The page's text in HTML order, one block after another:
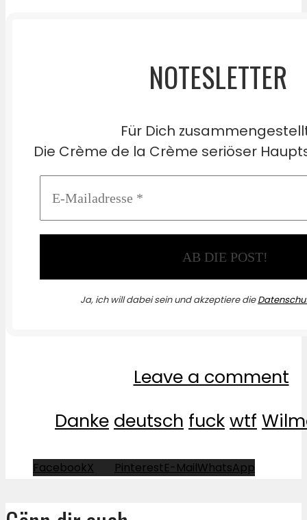
NOTESLETTER
Für Dich
Die Crème de la Crème seriöser
Ja, ich will dabei sein und akzeptiere die
Leave a comment
Danke deutsch fuckwtf
FacebookX PinterestE-MailWhatsApp